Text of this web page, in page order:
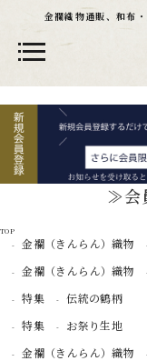
金襴織物通販、和布
≫会
TOP
金襴（きんらん）織物
金襴（きんらん）織物
特集
伝統の鶴柄
特集
お祭り生地
金襴（きんらん）織物